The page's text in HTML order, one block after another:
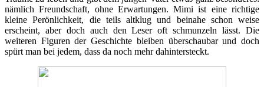
nämlich Freundschaft, ohne Erwartungen. Mimi ist eine richtige
kleine Perönlichkeit, die teils altklug und beinahe schon weise
erscheint, aber doch auch den Leser oft schmunzeln lässt. Die
weiteren Figuren der Geschichte bleiben überschaubar und doch
spürt man bei jedem, dass da noch mehr dahintersteckt.